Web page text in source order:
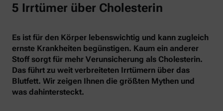
5 Irrtümer über Cholesterin
Es ist für den Körper lebenswichtig und kann zugleich
ernste Krankheiten begünstigen. Kaum ein anderer
Stoff sorgt für mehr Verunsicherung als Cholesterin.
Das führt zu weit verbreiteten Irrtümern über das
Blutfett. Wir zeigen Ihnen die größten Mythen und
was dahintersteckt.